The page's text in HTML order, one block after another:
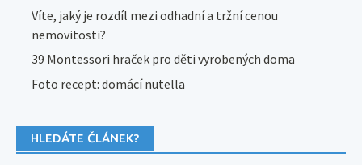
Víte, jaký je rozdíl mezi odhadní a tržní cenou
nemovitosti?
39 Montessori hraček pro děti vyrobených doma
Foto recept: domácí nutella
HLEDÁTE ČLÁNEK?